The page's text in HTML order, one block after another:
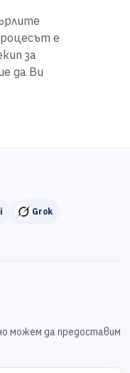
е
за
да Ви
Grok
можем да предоставим